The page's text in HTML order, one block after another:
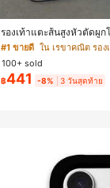
รองเท้าแตะส้นสูงหัวตัดผู
ตรสำหรับผู้หญิง, รองเท้าแ
สำหรับฤดูร้อน
#1 ขายดี ใน เรขาคณิต รอง
100+ sold
฿441 -8% 3 วันสุดท้าย